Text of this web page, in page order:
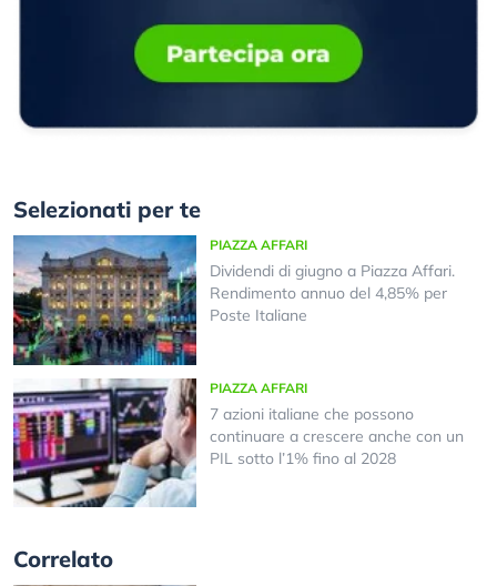
Selezionati per te
PIAZZA AFFARI
Dividendi di giugno a Piazza Affari.
Rendimento annuo del 4,85% per
Poste Italiane
PIAZZA AFFARI
7 azioni italiane che possono
continuare a crescere anche con un
PIL sotto l’1% fino al 2028
Correlato